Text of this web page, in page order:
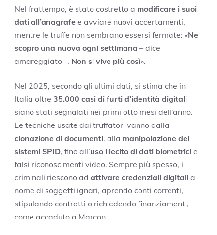
Nel frattempo, è stato costretto a modificare i suoi
dati all’anagrafe e avviare nuovi accertamenti,
mentre le truffe non sembrano essersi fermate: «Ne
scopro una nuova ogni settimana – dice
amareggiato –. Non si vive più così».
Nel 2025, secondo gli ultimi dati, si stima che in
Italia oltre 35.000 casi di furti d’identità digitali
siano stati segnalati nei primi otto mesi dell’anno.
Le tecniche usate dai truffatori vanno dalla
clonazione di documenti, alla manipolazione dei
sistemi SPID, fino all’uso illecito di dati biometrici e
falsi riconoscimenti video. Sempre più spesso, i
criminali riescono ad attivare credenziali digitali a
nome di soggetti ignari, aprendo conti correnti,
stipulando contratti o richiedendo finanziamenti,
come accaduto a Marcon.